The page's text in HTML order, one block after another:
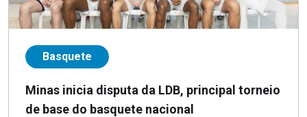
Basquete
Minas inicia disputa da LDB, principal torneio
de base do basquete nacional